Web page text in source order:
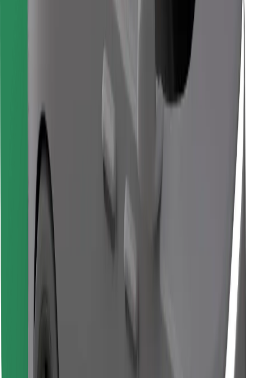
Завантажити застосунок Bolt
Знайди твою улюблену страву чи їжу!
Завантажити застосунок Bolt Food